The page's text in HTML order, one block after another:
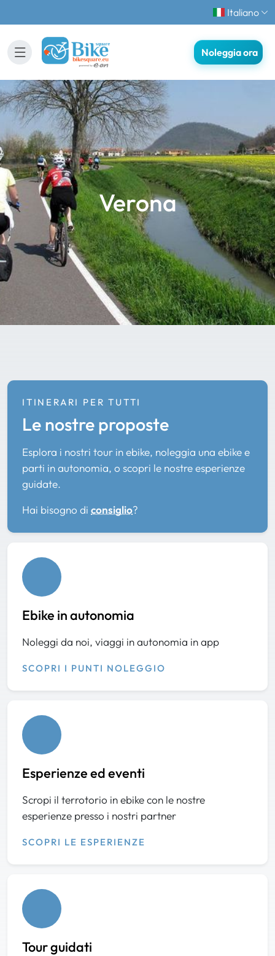
Italiano
Noleggia ora
Verona
ITINERARI PER TUTTI
Le nostre proposte
Esplora i nostri tour in ebike, noleggia una ebike e
parti in autonomia, o scopri le nostre esperienze
guidate.
Hai bisogno di consiglio?
Ebike in autonomia
Noleggi da noi, viaggi in autonomia in app
SCOPRI I PUNTI NOLEGGIO
Esperienze ed eventi
Scropi il terrotorio in ebike con le nostre
esperienze presso i nostri partner
SCOPRI LE ESPERIENZE
Tour guidati